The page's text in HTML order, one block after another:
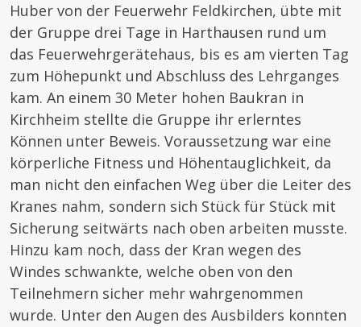
Huber von der Feuerwehr Feldkirchen, übte mit
der Gruppe drei Tage in Harthausen rund um
das Feuerwehrgerätehaus, bis es am vierten Tag
zum Höhepunkt und Abschluss des Lehrganges
kam. An einem 30 Meter hohen Baukran in
Kirchheim stellte die Gruppe ihr erlerntes
Können unter Beweis. Voraussetzung war eine
körperliche Fitness und Höhentauglichkeit, da
man nicht den einfachen Weg über die Leiter des
Kranes nahm, sondern sich Stück für Stück mit
Sicherung seitwärts nach oben arbeiten musste.
Hinzu kam noch, dass der Kran wegen des
Windes schwankte, welche oben von den
Teilnehmern sicher mehr wahrgenommen
wurde. Unter den Augen des Ausbilders konnten